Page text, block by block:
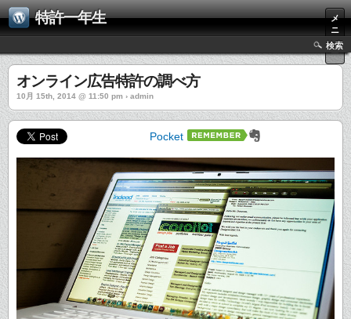
特許一年生
メ
ニ
ュ
ー
検索
オンライン広告特許の調べ方
10月 15th, 2014 @ 11:50 pm › admin
Pocket